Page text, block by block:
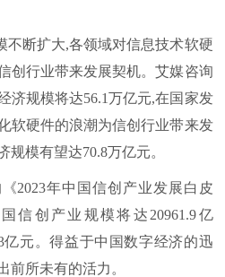
断扩大,各领域对信息技术软硬
创行业带来发展契机。艾媒咨询
济规模将达56.1万亿元,在国家发
软硬件的浪潮为信创行业带来发
规模有望达70.8万亿元。
年中国信创产业发展白皮
信创产业规模将达20961.9亿
亿元。得益于中国数字经济的迅
前所未有的活力。